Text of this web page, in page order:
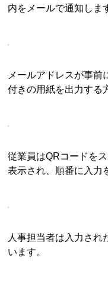
内をメールで通知しま
メールアドレスが事前
付きの用紙を出力する
従業員はQRコードを
表示され、順番に入力
人事担当者は入力され
います。